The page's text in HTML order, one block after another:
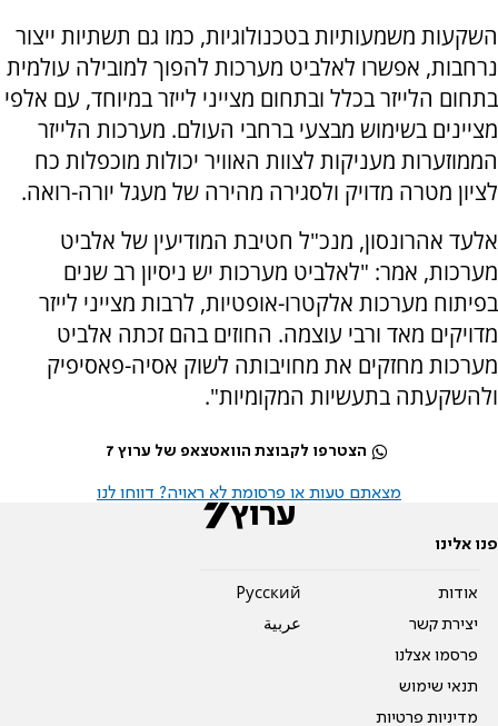
השקעות משמעותיות בטכנולוגיות, כמו גם תשתיות ייצור
נרחבות, אפשרו לאלביט מערכות להפוך למובילה עולמית
בתחום הלייזר בכלל ובתחום מצייני לייזר במיוחד, עם אלפי
מציינים בשימוש מבצעי ברחבי העולם. מערכות הלייזר
הממוזערות מעניקות לצוות האוויר יכולות מוכפלות כח
לציון מטרה מדויק ולסגירה מהירה של מעגל יורה-רואה.
אלעד אהרונסון, מנכ"ל חטיבת המודיעין של אלביט
מערכות, אמר: "לאלביט מערכות יש ניסיון רב שנים
בפיתוח מערכות אלקטרו-אופטיות, לרבות מצייני לייזר
מדויקים מאד ורבי עוצמה. החוזים בהם זכתה אלביט
מערכות מחזקים את מחויבותה לשוק אסיה-פאסיפיק
ולהשקעתה בתעשיות המקומיות".
הצטרפו לקבוצת הוואטצאפ של ערוץ 7
מצאתם טעות או פרסומת לא ראויה? דווחו לנו
פנו אלינו
אודות
יצירת קשר
פרסמו אצלנו
תנאי שימוש
מדיניות פרטיות
Pусский
عربية